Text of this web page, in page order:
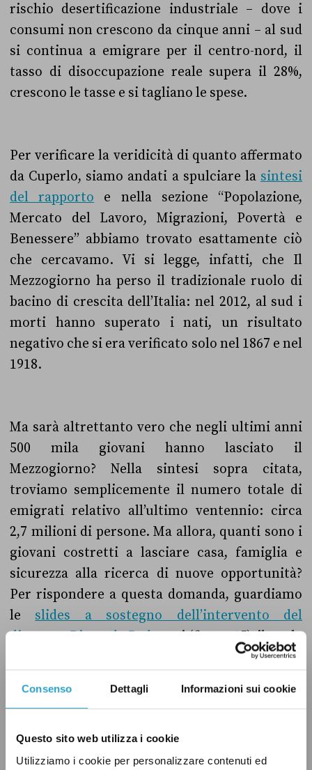
Consenso Dettagli Informazioni sui cookie
Questo sito web utilizza i cookie
Utilizziamo i cookie per personalizzare contenuti ed
rischio desertificazione industriale – dove i
consumi non crescono da cinque anni – al sud
si continua a emigrare per il centro-nord, il
tasso di disoccupazione reale supera il 28%,
crescono le tasse e si tagliano le spese.
Per verificare la veridicità di quanto affermato
da Cuperlo, siamo andati a spulciare la sintesi
del rapporto e nella sezione “Popolazione,
Mercato del Lavoro, Migrazioni, Povertà e
Benessere” abbiamo trovato esattamente ciò
che cercavamo. Vi si legge, infatti, che Il
Mezzogiorno ha perso il tradizionale ruolo di
bacino di crescita dell’Italia: nel 2012, al sud i
morti hanno superato i nati, un risultato
negativo che si era verificato solo nel 1867 e nel
1918.
Ma sarà altrettanto vero che negli ultimi anni
500 mila giovani hanno lasciato il
Mezzogiorno? Nella sintesi sopra citata,
troviamo semplicemente il numero totale di
emigrati relativo all’ultimo ventennio: circa
2,7 milioni di persone. Ma allora, quanti sono i
giovani costretti a lasciare casa, famiglia e
sicurezza alla ricerca di nuove opportunità?
Per rispondere a questa domanda, guardiamo
le slides a sostegno dell’intervento del
direttore Riccardo Padovani (figura 15), il quale
ha calcolato i flussi migratori in base ai cambi
un totale di 1.427.500 emigrati, quelli con
453.000.